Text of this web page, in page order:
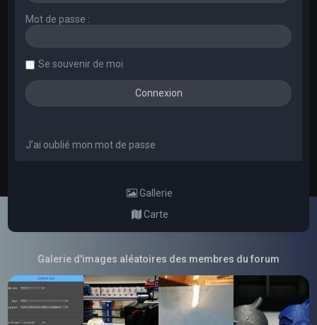
Mot de passe :
Se souvenir de moi
J’ai oublié mon mot de passe
Gallerie
Carte
Galerie d'images aléatoires des membres du forum